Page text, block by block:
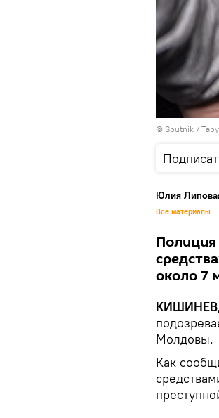
© Sputnik /
Юлия
Все материалы
около 7
КИШИНЕВ,
Молдовы.
Как